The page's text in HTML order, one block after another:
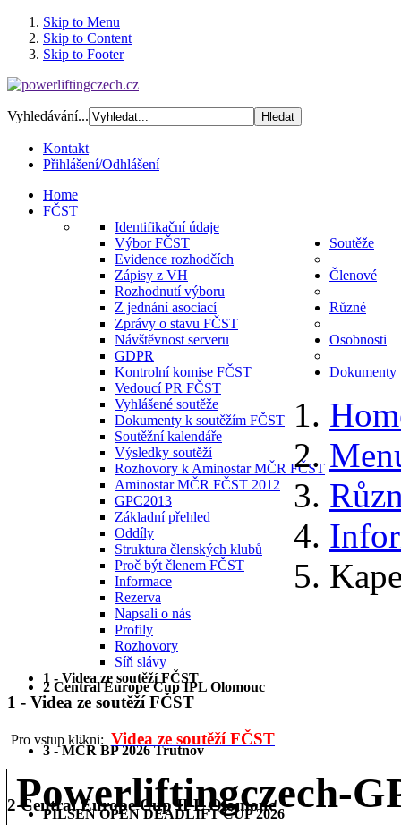
Skip to Menu
Skip to Content
Skip to Footer
Vyhledávání...
Kontakt
Přihlášení/Odhlášení
Home
FČST
Identifikační údaje
Výbor FČST
Evidence rozhodčích
Zápisy z VH
Rozhodnutí výboru
Z jednání asociací
Zprávy o stavu FČST
Návštěvnost serveru
GDPR
Kontrolní komise FČST
Vedoucí PR FČST
Soutěže
Vyhlášené soutěže
Dokumenty k soutěžím FČST
Soutěžní kalendáře
Výsledky soutěží
Rozhovory k Aminostar MČR FČST
Aminostar MČR FČST 2012
GPC2013
Členové
Základní přehled
Oddíly
Struktura členských klubů
Proč být členem FČST
Různé
Informace
Rezerva
Osobnosti
Napsali o nás
Profily
Rozhovory
Síň slávy
Dokumenty
1 - Videa ze soutěží FČST
2 Central Europe Cup IPL Olomouc
3 - MČR BP 2026 Trutnov
PILSEN OPEN DEADLIFT CUP 2026
1 - Videa ze soutěží FČST
Pro vstup klikni: Videa ze soutěží FČST
2 Central Europe Cup IPL Olomouc
Powerliftingczech-